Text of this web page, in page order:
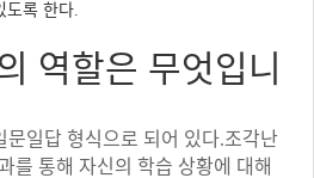
도록 한다.
역할은 무엇입니
일답 형식으로 되어 있다.조각난
를 통해 자신의 학습 상황에 대해